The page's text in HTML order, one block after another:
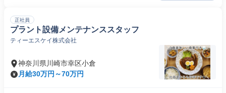
正社員
プラント設備メンテナンススタッフ
ティーエスケイ株式会社
神奈川県川崎市幸区小倉
月給30万円～70万円